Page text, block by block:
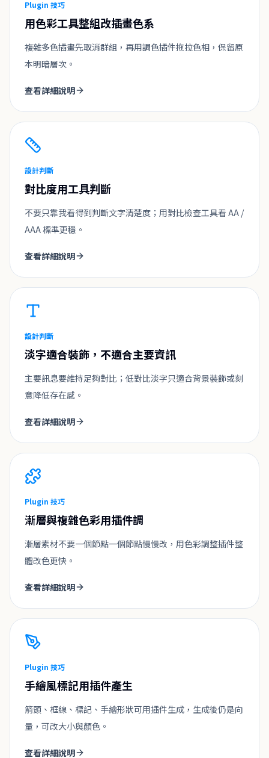
Plugin 技巧
用色彩工具整組改插畫色系
複雜多色插畫先取消群組，再用調色插件拖拉色相，保留原
本明暗層次。
查看詳細說明
設計判斷
對比度用工具判斷
不要只靠我看得到判斷文字清楚度；用對比檢查工具看 AA /
AAA 標準更穩。
查看詳細說明
設計判斷
淡字適合裝飾，不適合主要資訊
主要訊息要維持足夠對比；低對比淡字只適合背景裝飾或刻
意降低存在感。
查看詳細說明
Plugin 技巧
漸層與複雜色彩用插件調
漸層素材不要一個節點一個節點慢慢改，用色彩調整插件整
體改色更快。
查看詳細說明
Plugin 技巧
手繪風標記用插件產生
箭頭、框線、標記、手繪形狀可用插件生成，生成後仍是向
量，可改大小與顏色。
查看詳細說明